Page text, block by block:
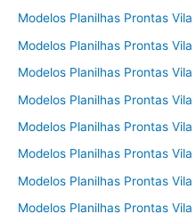
Modelos Planilhas Prontas Vila
Modelos Planilhas Prontas Vila
Modelos Planilhas Prontas Vila
Modelos Planilhas Prontas
Modelos Planilhas Prontas Vila
Modelos Planilhas Prontas
Modelos Planilhas Prontas Vila
Modelos Planilhas Prontas Vila